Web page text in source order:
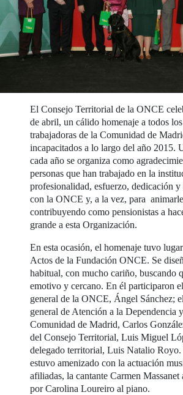
El Consejo Territorial de la ONCE
de abril, un cálido homenaje a todos
trabajadoras de la Comunidad de
incapacitados a lo largo del año 2015.
cada año se organiza como
personas que han trabajado en la
profesionalidad, esfuerzo, dedicación
con la ONCE y, a la vez, para
contribuyendo como pensionistas a
grande a esta Organización.
En esta ocasión, el homenaje tuvo
Actos de la Fundación ONCE. Se
habitual, con mucho cariño, buscando
emotivo y cercano. En él participaron
general de la ONCE, Ángel Sánchez;
general de Atención a la Dependencia
Comunidad de Madrid, Carlos
del Consejo Territorial, Luis Miguel
delegado territorial, Luis Natalio
estuvo amenizado con la actuación
afiliadas, la cantante Carmen Massanet
por Carolina Loureiro al piano.